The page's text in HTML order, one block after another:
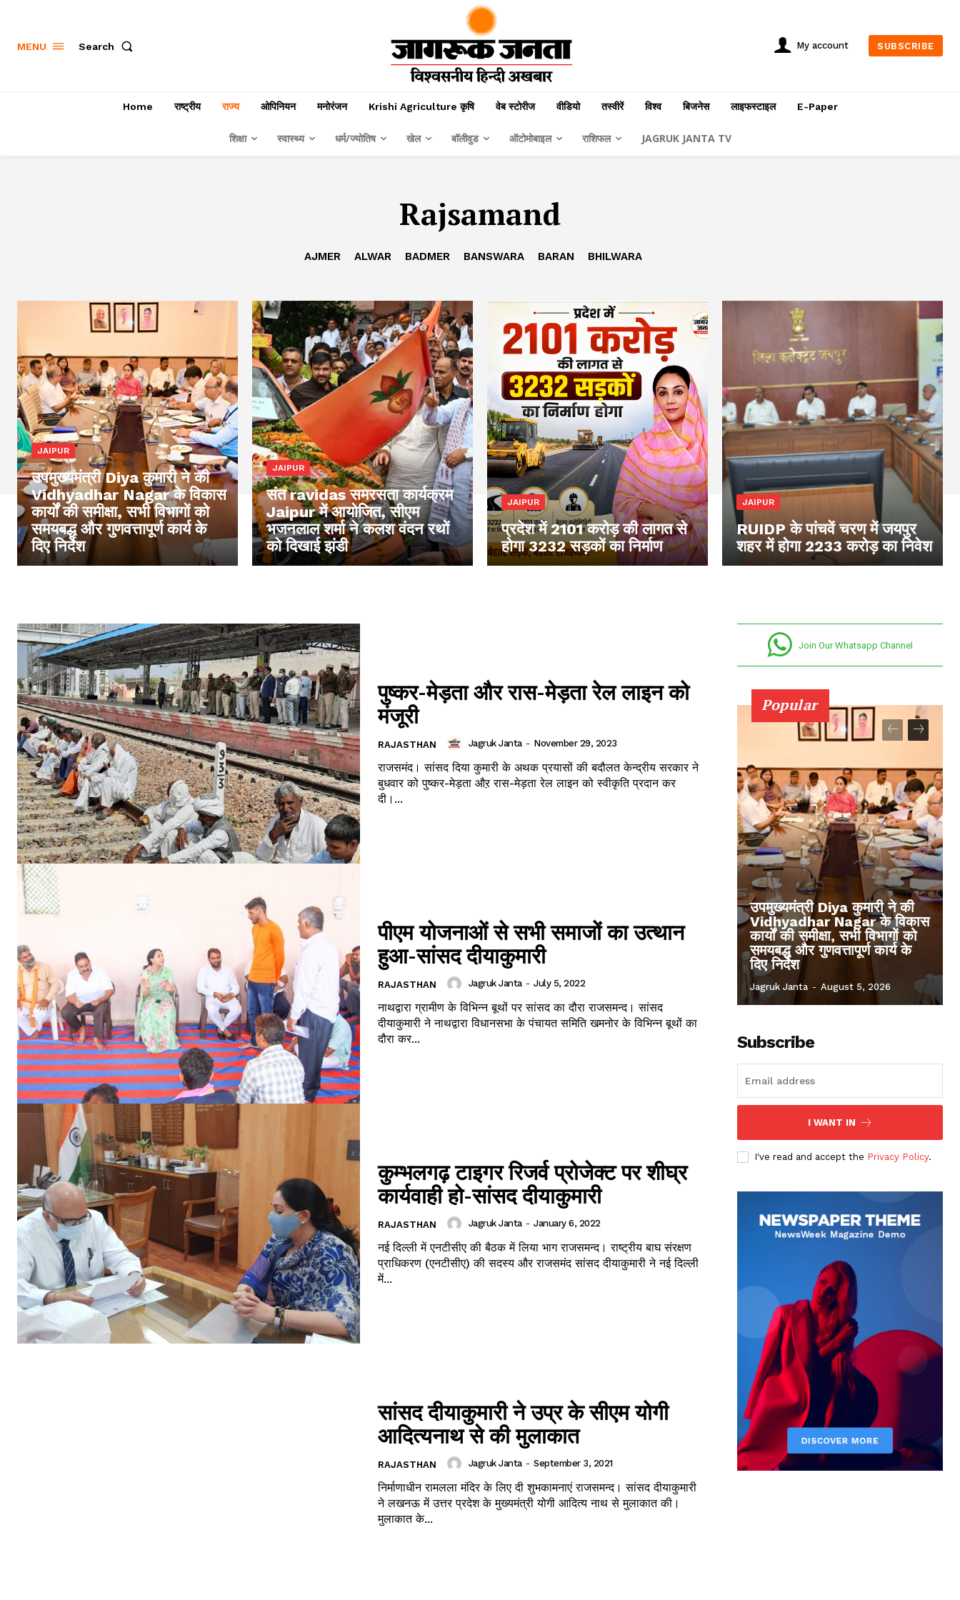
Jagruk Janta
Vishwasniya Hindi
Akhbaar
SUBSCRIBE NOW
Contact us
Subscription Plans
My account
MENU Search My account SUBSCRIBE
Home राष्ट्रीय राज्य ओपिनियन मनोरंजन Krishi Agriculture कृषि वेब स्टोरीज वीडियो तस्वीरें विश्व बिजनेस लाइफस्टाइल E-Paper
शिक्षा स्वास्थ्य धर्म/ज्योतिष खेल बॉलीवुड ऑटोमोबाइल राशिफल JAGRUK JANTA TV
Rajsamand
AJMER ALWAR BADMER BANSWARA BARAN BHILWARA
JAIPUR
उपमुख्यमंत्री Diya कुमारी ने की
Vidhyadhar Nagar के विकास
कार्यों की समीक्षा, सभी विभागों को
समयबद्ध और गुणवत्तापूर्ण कार्य के
दिए निर्देश
JAIPUR
संत ravidas समरसता कार्यक्रम
Jaipur में आयोजित, सीएम
भजनलाल शर्मा ने कलश वंदन रथों
को दिखाई झंडी
JAIPUR
प्रदेश में 2101 करोड़ की लागत से
होगा 3232 सड़कों का निर्माण
JAIPUR
RUIDP के पांचवें चरण में जयपुर
शहर में होगा 2233 करोड़ का निवेश
पुष्कर-मेड़ता और रास-मेड़ता रेल लाइन को
मंजूरी
RAJASTHAN Jagruk Janta - November 29, 2023
राजसमंद। सांसद दिया कुमारी के अथक प्रयासों की बदौलत केन्द्रीय सरकार ने
बुधवार को पुष्कर-मेड़ता औऱ रास-मेड़ता रेल लाइन को स्वीकृति प्रदान कर
दी।...
पीएम योजनाओं से सभी समाजों का उत्थान
हुआ-सांसद दीयाकुमारी
RAJASTHAN Jagruk Janta - July 5, 2022
नाथद्वारा ग्रामीण के विभिन्न बूथों पर सांसद का दौरा राजसमन्द। सांसद
दीयाकुमारी ने नाथद्वारा विधानसभा के पंचायत समिति खमनोर के विभिन्न बूथों का
दौरा कर...
कुम्भलगढ़ टाइगर रिजर्व प्रोजेक्ट पर शीघ्र
कार्यवाही हो-सांसद दीयाकुमारी
RAJASTHAN Jagruk Janta - January 6, 2022
नई दिल्ली में एनटीसीए की बैठक में लिया भाग राजसमन्द। राष्ट्रीय बाघ संरक्षण
प्राधिकरण (एनटीसीए) की सदस्य और राजसमंद सांसद दीयाकुमारी ने नई दिल्ली
में...
सांसद दीयाकुमारी ने उप्र के सीएम योगी
आदित्यनाथ से की मुलाकात
RAJASTHAN Jagruk Janta - September 3, 2021
निर्माणाधीन रामलला मंदिर के लिए दी शुभकामनाएं राजसमन्द। सांसद दीयाकुमारी
ने लखनऊ में उत्तर प्रदेश के मुख्यमंत्री योगी आदित्य नाथ से मुलाकात की।
मुलाकात के...
Join Our Whatsapp Channel
Popular
उपमुख्यमंत्री Diya कुमारी ने की
Vidhyadhar Nagar के विकास
कार्यों की समीक्षा, सभी विभागों को
समयबद्ध और गुणवत्तापूर्ण कार्य के
दिए निर्देश
Jagruk Janta - August 5, 2026
Subscribe
I WANT IN
I've read and accept the Privacy Policy.